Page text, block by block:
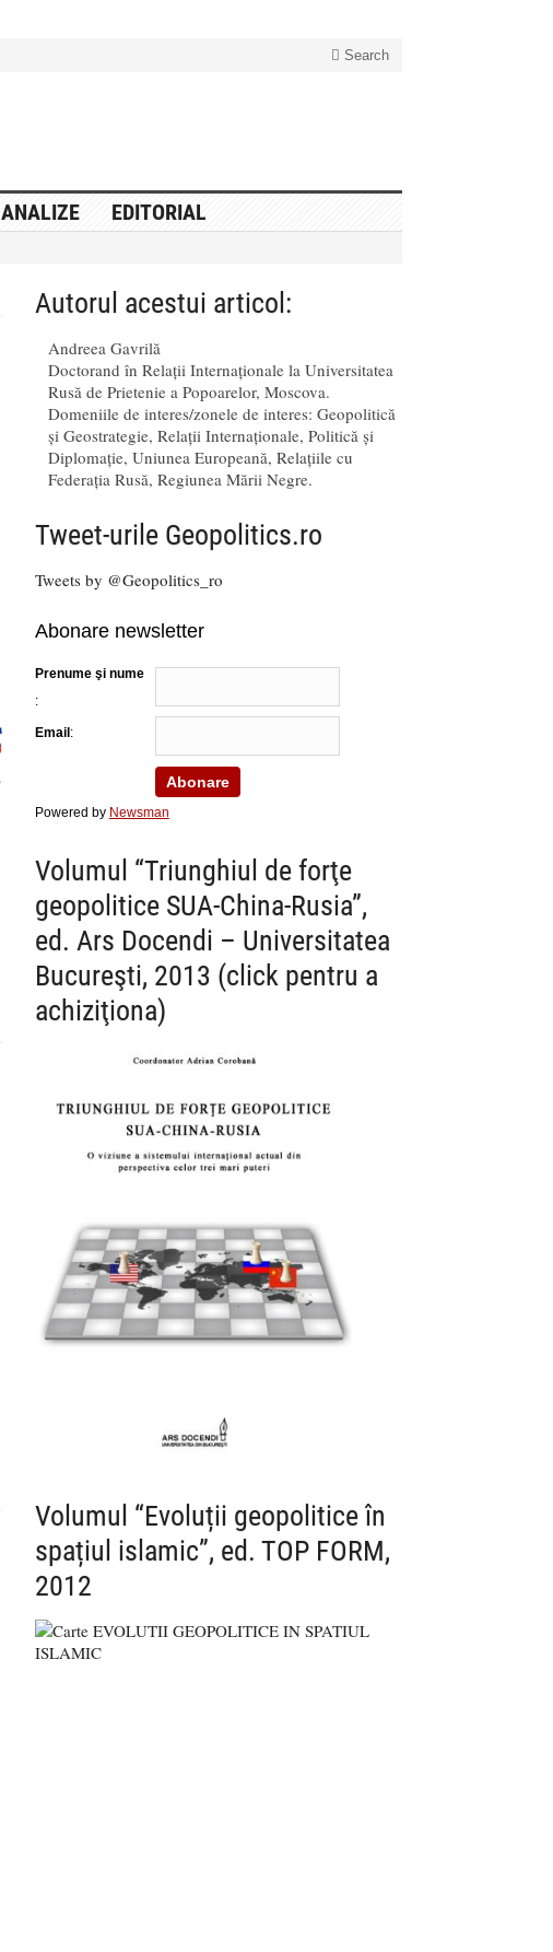
Search
ANALIZE EDITORIAL
Autorul acestui articol:
Andreea Gavrilă
Doctorand în Relații Internaționale la Universitatea
Rusă de Prietenie a Popoarelor, Moscova.
Domeniile de interes/zonele de interes: Geopolitică
și Geostrategie, Relații Internaționale, Politică și
Diplomație, Uniunea Europeană, Relațiile cu
Federația Rusă, Regiunea Mării Negre.
Tweet-urile Geopolitics.ro
Tweets by @Geopolitics_ro
Abonare newsletter
Prenume şi nume
:
Email:
Powered by Newsman
Volumul “Triunghiul de forţe
geopolitice SUA-China-Rusia”,
ed. Ars Docendi – Universitatea
Bucureşti, 2013 (click pentru a
achiziţiona)
Volumul “Evoluții geopolitice în
spațiul islamic”, ed. TOP FORM,
2012